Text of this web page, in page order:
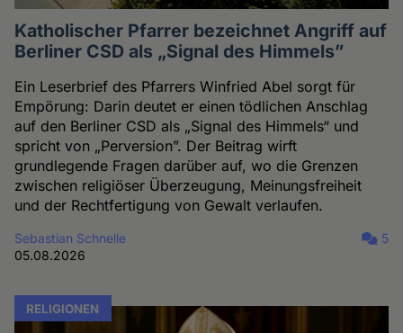
Katholischer Pfarrer bezeichnet Angriff auf
Berliner CSD als „Signal des Himmels”
Ein Leserbrief des Pfarrers Winfried Abel sorgt für
Empörung: Darin deutet er einen tödlichen Anschlag
auf den Berliner CSD als „Signal des Himmels“ und
spricht von „Perversion”. Der Beitrag wirft
grundlegende Fragen darüber auf, wo die Grenzen
zwischen religiöser Überzeugung, Meinungsfreiheit
und der Rechtfertigung von Gewalt verlaufen.
Sebastian Schnelle
05.08.2026
5
RELIGIONEN